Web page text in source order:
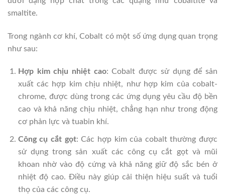
smaltite.
Trong ngành cơ khí, Cobalt có một số ứng dụng quan trọng
như sau:
Hợp kim chịu nhiệt cao: Cobalt được sử dụng để sản
xuất các hợp kim chịu nhiệt, như hợp kim của cobalt-
chrome, được dùng trong các ứng dụng yêu cầu độ bền
cao và khả năng chịu nhiệt, chẳng hạn như trong động
cơ phản lực và tuabin khí.
Công cụ cắt gọt: Các hợp kim của cobalt thường được
sử dụng trong sản xuất các công cụ cắt gọt và mũi
khoan nhờ vào độ cứng và khả năng giữ độ sắc bén ở
nhiệt độ cao. Điều này giúp cải thiện hiệu suất và tuổi
thọ của các công cụ.